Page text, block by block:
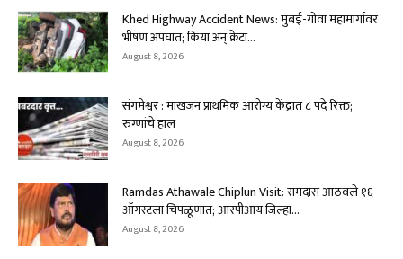
Khed Highway Accident News: मुंबई-गोवा महामार्गावर
भीषण अपघात; किया अन् क्रेटा...
August 8, 2026
संगमेश्वर : माखजन प्राथमिक आरोग्य केंद्रात ८ पदे रिक्त;
रुग्णांचे हाल
August 8, 2026
Ramdas Athawale Chiplun Visit: रामदास आठवले १६
ऑगस्टला चिपळूणात; आरपीआय जिल्हा...
August 8, 2026